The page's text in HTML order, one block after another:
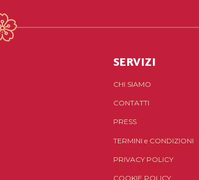
SERVIZI
CHI SIAMO
CONTATTI
PRESS
TERMINI eCONDIZIONI
PRIVACY POLICY
COOKIE POLICY